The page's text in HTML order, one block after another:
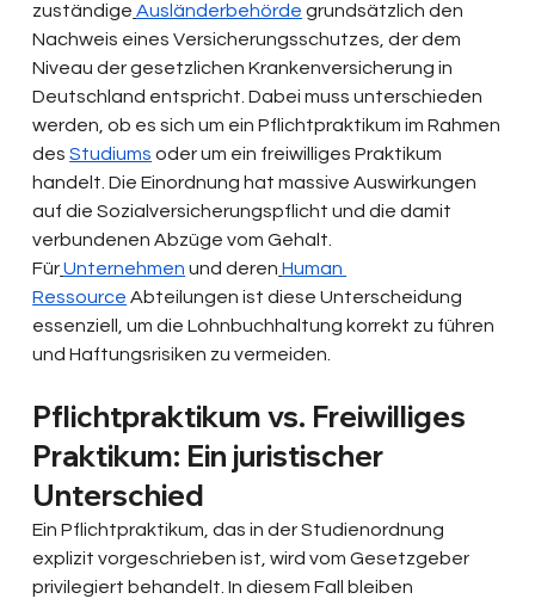
zuständige Ausländerbehörde grundsätzlich den
Nachweis eines Versicherungsschutzes, der dem
Niveau der gesetzlichen Krankenversicherung in
Deutschland entspricht. Dabei muss unterschieden
werden, ob es sich um ein Pflichtpraktikum im Rahmen
des Studiums oder um ein freiwilliges Praktikum
handelt. Die Einordnung hat massive Auswirkungen
auf die Sozialversicherungspflicht und die damit
verbundenen Abzüge vom Gehalt.
FürUnternehmen und deren Human
Ressource Abteilungen ist diese Unterscheidung
essenziell, um die Lohnbuchhaltung korrekt zu führen
und Haftungsrisiken zu vermeiden.
Pflichtpraktikum vs. Freiwilliges
Praktikum: Ein juristischer
Unterschied
Ein Pflichtpraktikum, das in der Studienordnung
explizit vorgeschrieben ist, wird vom Gesetzgeber
privilegiert behandelt. In diesem Fall bleiben